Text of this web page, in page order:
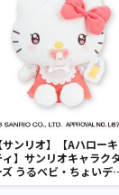
【サンリオ】【Aハローキ
ィ】サンリオキャラク
ズ うるベビ・ちょいデ
ール